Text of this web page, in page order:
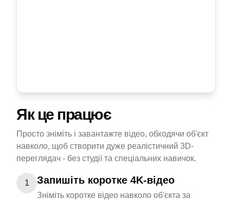
Як це працює
Просто зніміть і завантажте відео, обходячи об'єкт
навколо, щоб створити дуже реалістичний 3D-
переглядач - без студії та спеціальних навичок.
1 Запишіть коротке 4K-відео
Зніміть коротке відео навколо об'єкта за